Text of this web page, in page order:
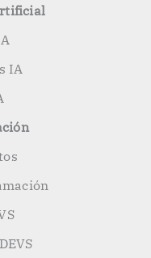
IA